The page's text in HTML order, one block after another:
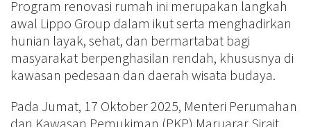
Program renovasi rumah ini merupakan langkah
awal Lippo Group dalam ikut serta menghadirkan
hunian layak, sehat, dan bermartabat bagi
masyarakat berpenghasilan rendah, khususnya di
kawasan pedesaan dan daerah wisata budaya.
Pada Jumat, 17 Oktober 2025, Menteri Perumahan
dan Kawasan Pemukiman (PKP) Maruarar Sirait,